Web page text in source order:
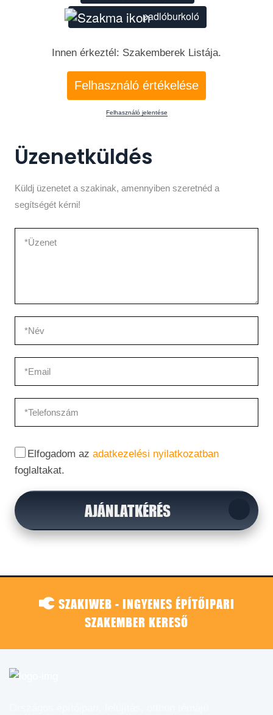
padlóburkoló
Innen érkeztél: Szakemberek Listája.
Felhasználó értékelése
Felhasználó jelentése
Üzenetküldés
Küldj üzenetet a szakinak, amennyiben szeretnéd a
segítségét kérni!
Elfogadom az adatkezelési nyilatkozatban
foglaltakat.
AJÁNLATKÉRÉS
SZAKIWEB - INGYENES ÉPÍTŐIPARI
SZAKEMBER KERESŐ